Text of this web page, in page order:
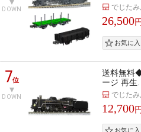
DOWN でじた
26,500円
7位
DOWN
送料無料
ージ 再生…
でじた
12,700円